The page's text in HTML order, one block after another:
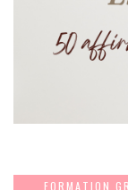
FORMATION